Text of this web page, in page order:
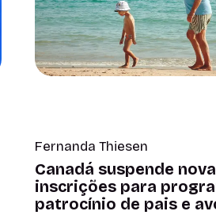
Fernanda Thiesen
Canadá suspende
inscrições para
patrocínio de pais e